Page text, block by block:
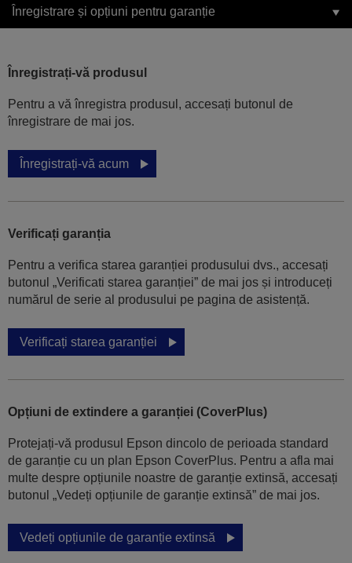
Înregistrare și opțiuni pentru garanție
Înregistrați-vă produsul
Pentru a vă înregistra produsul, accesați butonul de
înregistrare de mai jos.
Înregistrați-vă acum
Verificați garanția
Pentru a verifica starea garanției produsului dvs., accesați
butonul „Verificati starea garanției” de mai jos și introduceți
numărul de serie al produsului pe pagina de asistență.
Verificați starea garanției
Opțiuni de extindere a garanției (CoverPlus)
Protejați-vă produsul Epson dincolo de perioada standard
de garanție cu un plan Epson CoverPlus. Pentru a afla mai
multe despre opțiunile noastre de garanție extinsă, accesați
butonul „Vedeți opțiunile de garanție extinsă” de mai jos.
Vedeți opțiunile de garanție extinsă